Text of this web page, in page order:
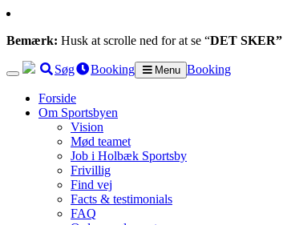
Bemærk: Husk at scrolle ned for at se “DET SKER”
Søg Booking Menu Booking
Forside
Om Sportsbyen
Vision
Mød teamet
Job i Holbæk Sportsby
Frivillig
Find vej
Facts & testimonials
FAQ